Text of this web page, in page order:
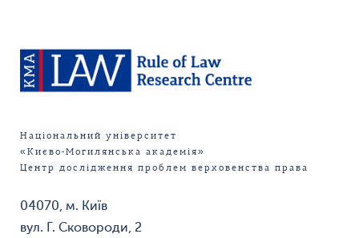
Національний університет
«Києво-Могилянська академія»
Центр дослідження проблем верховенства права
04070, м. Київ
вул. Г. Сковороди, 2